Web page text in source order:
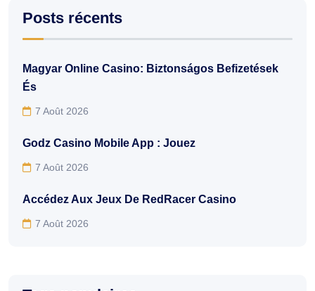
Posts récents
Magyar Online Casino: Biztonságos Befizetések
És
7 Août 2026
Godz Casino Mobile App : Jouez
7 Août 2026
Accédez Aux Jeux De RedRacer Casino
7 Août 2026